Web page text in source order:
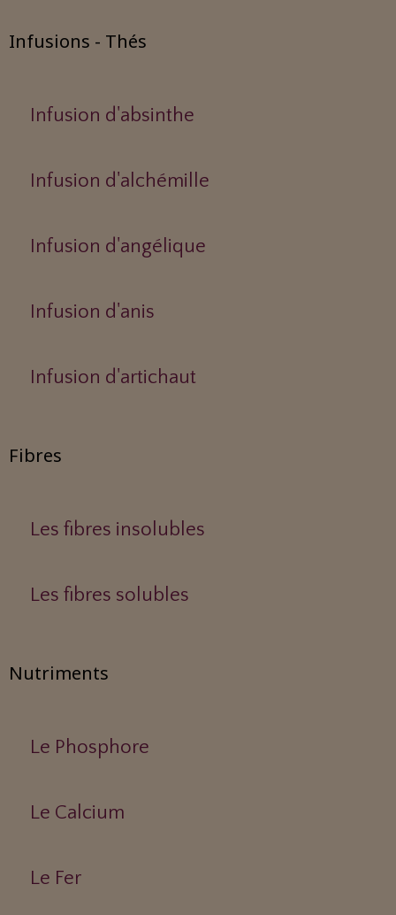
Infusions - Thés
Infusion d'absinthe
Infusion d'alchémille
Infusion d'angélique
Infusion d'anis
Infusion d'artichaut
Fibres
Les fibres insolubles
Les fibres solubles
Nutriments
Le Phosphore
Le Calcium
Le Fer